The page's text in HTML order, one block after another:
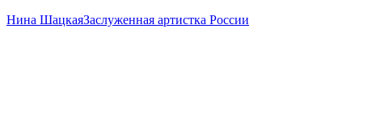
Нина ШацкаяЗаслуженная артистка России